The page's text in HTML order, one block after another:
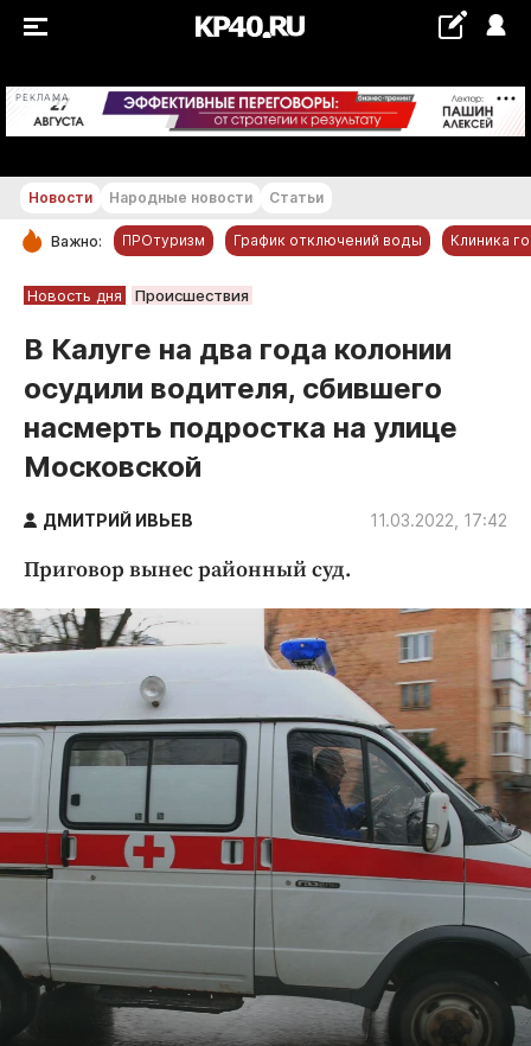
РЕКЛАМА +23...+24 °С
РУБРИКИ
Новости компаний
Статьи
Народные новости
Авто и транспорт
Благоустройство
Культура
Недвижимость и ЖКХ
Образование
Общество
Погода
Праздники
Происшествия
Спорт
Экономика и бизнес
Блоги
Издания
Медиаперсона
Новости Народные новости Статьи
Важно: ПРОтуризм График отключений воды Клиника
Новость дня Происшествия
В Калуге на два года колонии
осудили водителя, сбившего
насмерть подростка на улице
Московской
ДМИТРИЙ ИВЬЕВ 11.03.2022, 17:42
Приговор вынес районный суд.